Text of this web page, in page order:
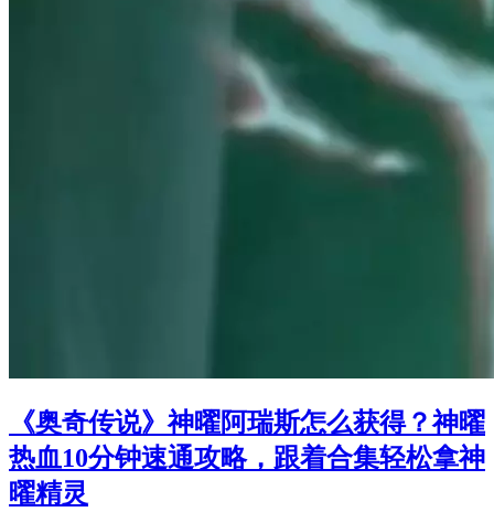
《奥奇传说》神曜阿瑞斯怎么获得？神曜
热血10分钟速通攻略，跟着合集轻松拿神
曜精灵